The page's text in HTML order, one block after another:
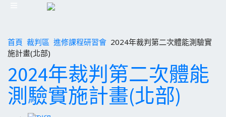
首頁 裁判區 進修課程研習會 2024年裁判第二次體能測驗實
施計畫(北部)
2024年裁判第二次體能
測驗實施計畫(北部)